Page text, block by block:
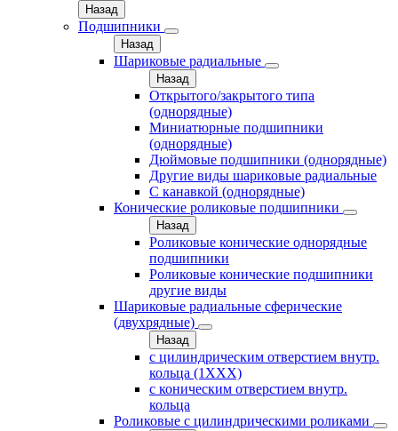
Назад
Подшипники
Назад
Шариковые радиальные
Назад
Открытого/закрытого типа
(однорядные)
Миниатюрные подшипники
(однорядные)
Дюймовые подшипники (однорядные)
Другие виды шариковые радиальные
С канавкой (однорядные)
Конические роликовые подшипники
Назад
Роликовые конические однорядные
подшипники
Роликовые конические подшипники
другие виды
Шариковые радиальные сферические
(двухрядные)
Назад
с цилиндрическим отверстием внутр.
кольца (1ХХХ)
с коническим отверстием внутр.
кольца
Роликовые с цилиндрическими роликами